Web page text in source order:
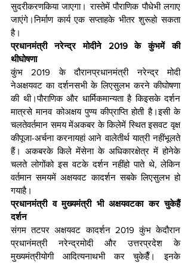
सुदरीकरणकिया जाएगा। रास्तेमें पौराणिक पौधेभी लगाए
जाएंगे।निर्माण कार्य एक सप्ताहके भीतर शुरूहो सकता
है।
प्रधानमंत्री नरेन्‍द्र मोदीने 2019 के कुंभमें की
थीघोषणा
कुंभ 2019 के दौरानप्रधानमंत्री नरेन्द्र मोदी
नेअक्षयवट का दर्शनसभी के लिएसुलभ करने कीघोषणा
की थी।पौराणिक और धार्मिकमान्यता है किइसके दर्शन
मात्रसे मानव कोअक्षय पुण्य कीप्राप्ति होती है।इसी के
चलतेवर्तमान समय मेंअकबर के किलेमें स्थित इसवट वृक्ष
कीपूजा-अर्चना करनायहां आने वालेतीर्थ यात्री नहींभूलते
हैं। अकबरके किले मेंसेना के अधिकारक्षेत्र में होनेके
चलते लोगोंको इस वटके दर्शन नहींहो पाते थे, लेकिन
वर्तमान समयमें अक्षयवट कादर्शन सबके लिएसुलभ हो
गयाहै।
प्रधानमंत्री व मुख्‍यमंत्री भी अक्षयवटका कर चुकेहैं
दर्शन
संगम तटपर अक्षयवट कादर्शन 2019 कुंभ केदौरान
प्रधानंमत्री नरेन्द्रमोदी और उत्तरप्रदेश के
मुख्यमंत्रीयोगी आदित्‍यनाथभी कर चुकेहैँ। इनके